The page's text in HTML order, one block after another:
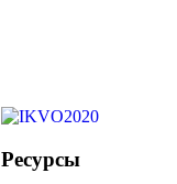
Ресурсы